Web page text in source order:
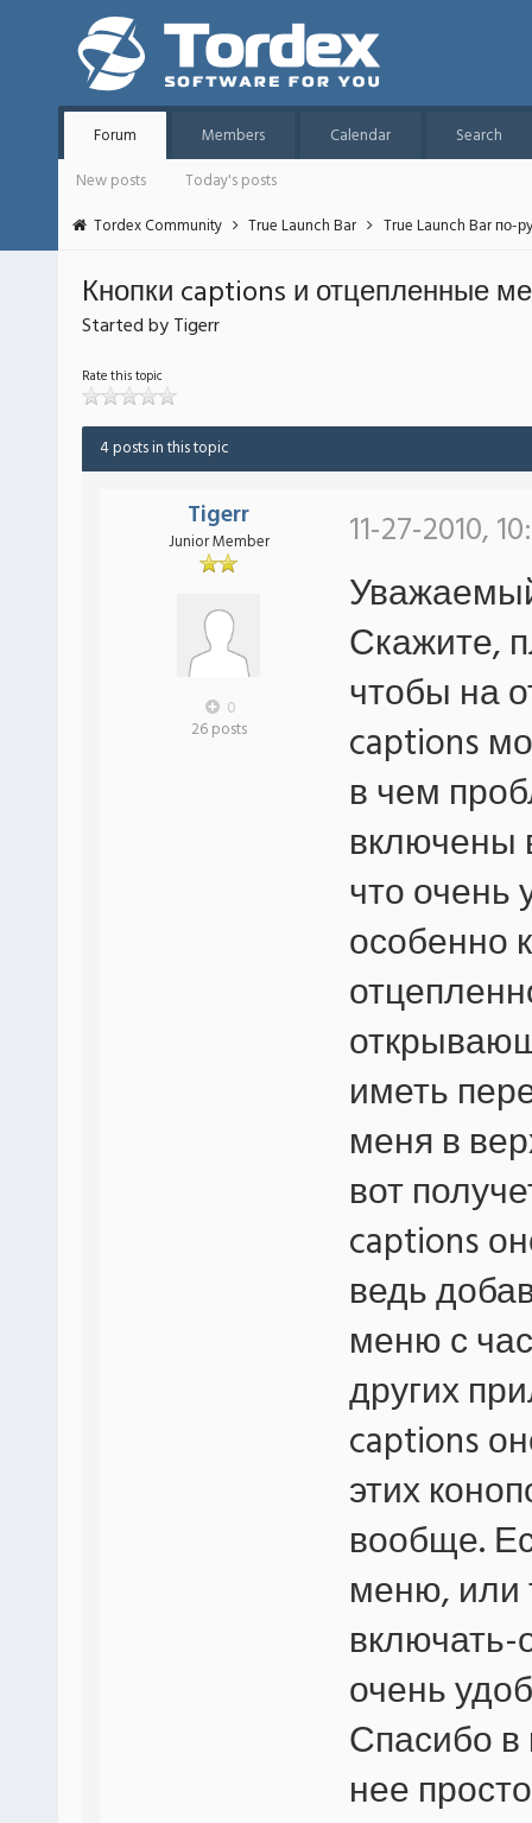
Forum Members Calendar
Search
New posts
Today's posts
Tordex Community
True Launch Bar True Launch Bar по-
Кнопки captions и отцепленные
Started by Tigerr
Rate this topic
4 posts in this topic
Tigerr
Junior Member
0
26 posts
11-27-2010,
Скажите,
чтобы на
captions
в чем
включены
что очень
особенно
иметь
меня в
вот
captions
ведь
меню с
других
captions
этих
вообще.
меню, или
очень
Спасибо в
нее